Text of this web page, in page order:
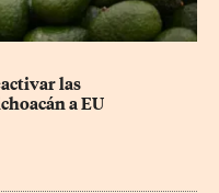
las
a EU